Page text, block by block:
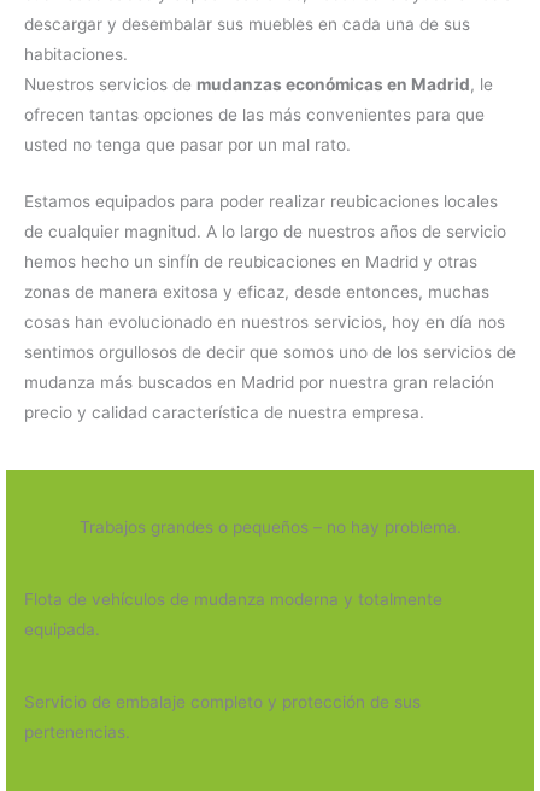
descargar y desembalar sus muebles en cada una de sus
habitaciones.
Nuestros servicios de mudanzas económicas en Madrid, le
ofrecen tantas opciones de las más convenientes para que
usted no tenga que pasar por un mal rato.
Estamos equipados para poder realizar reubicaciones locales
de cualquier magnitud. A lo largo de nuestros años de servicio
hemos hecho un sinfín de reubicaciones en Madrid y otras
zonas de manera exitosa y eficaz, desde entonces, muchas
cosas han evolucionado en nuestros servicios, hoy en día nos
sentimos orgullosos de decir que somos uno de los servicios de
mudanza más buscados en Madrid por nuestra gran relación
precio y calidad característica de nuestra empresa.
Trabajos grandes o pequeños – no hay problema.
Flota de vehículos de mudanza moderna y totalmente
equipada.
Servicio de embalaje completo y protección de sus
pertenencias.